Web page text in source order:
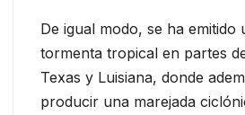
De igual modo, se ha emitido
tormenta tropical en partes
Texas y Luisiana, donde
producir una marejada